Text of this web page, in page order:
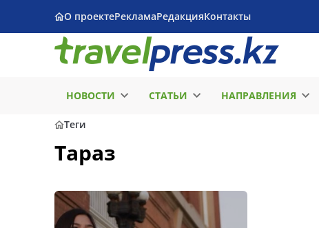
О проектеРекламаРедакцияКонтакты
НОВОСТИ СТАТЬИ НАПРАВЛЕНИЯ
Теги
Тараз